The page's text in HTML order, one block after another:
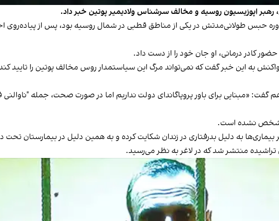
رهبر اپوزیسیون روسیه و مخالف سرشناس ولادیمیر پوتین خبر داد.
حبس طولانی‌مدتش در یکی از مناطق قطبی در شمال روسیه بود، پس از پیاده‌روی
کادر درمانی، او جان خود را از دست داد.
به این خبر گفت که نمی‌تواند مرگ این سیاستمدار روس مخالف پوتین را تایید
گفت: «مبنایی برای باور پروپاگاندای دولت نداریم اما در صورت صحت، جمله
بیماری‌ها به دلیل بدرفتاری در زندان شکایت کرده و به همین دلیل در بیمارستان تحت
تراشیده منتشر شد که در لاغر به نظر می‌رسید.